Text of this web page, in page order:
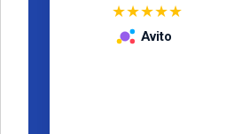
★★★★★
Avito